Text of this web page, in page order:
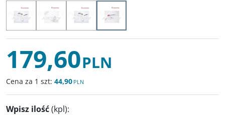
179,60PLN
Cena za 1 szt: 44,90 PLN
Wpisz ilość(kpl):